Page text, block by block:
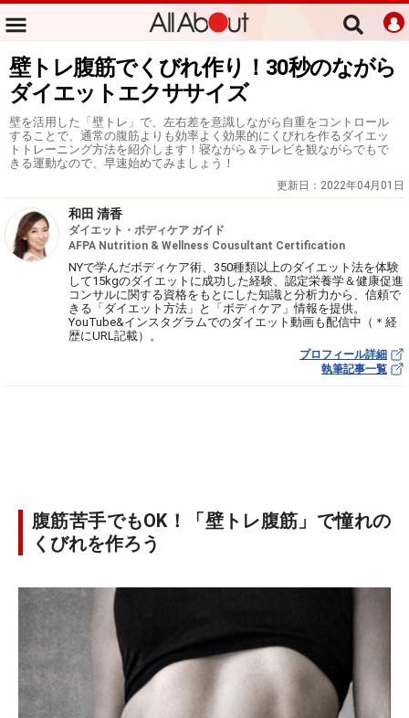
壁トレ腹筋でくびれ作り！30秒のながら
ダイエットエクササイズ
壁を活用した「壁トレ」で、左右差を意識しながら自重をコントロール
することで、通常の腹筋よりも効率よく効果的にくびれを作るダイエッ
トトレーニング方法を紹介します！寝ながら＆テレビを観ながらでもで
きる運動なので、早速始めてみましょう！
更新日： 2022年04月01日
和田 清香
ダイエット・ボディケア ガイド
AFPA Nutrition & Wellness Cousultant Certification
NYで学んだボディケア術、350種類以上のダイエット法を体験
して15kgのダイエットに成功した経験、認定栄養学＆健康促進
コンサルに関する資格をもとにした知識と分析力から、信頼で
きる「ダイエット方法」と「ボディケア」情報を提供。
YouTube&インスタグラムでのダイエット動画も配信中（＊経
歴にURL記載）。
プロフィール詳細
執筆記事一覧
腹筋苦手でもOK！「壁トレ腹筋」で憧れの
くびれを作ろう